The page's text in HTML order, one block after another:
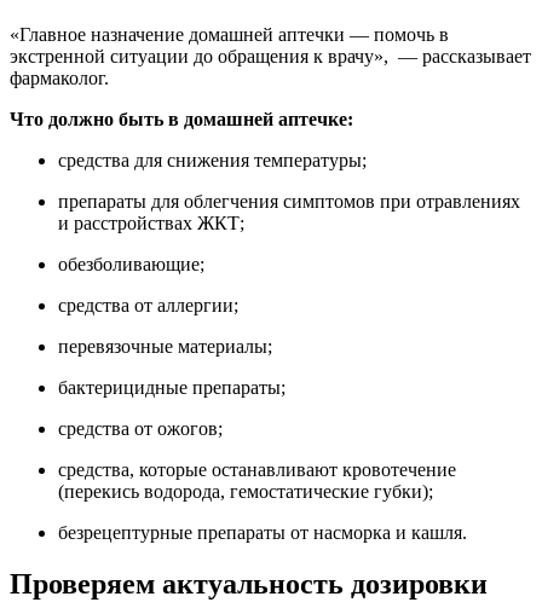
«Главное назначение домашней аптечки — помочь в
экстренной ситуации до обращения к врачу», — рассказывает
фармаколог.
Что должно быть в домашней аптечке:
средства для снижения температуры;
препараты для облегчения симптомов при отравлениях
и расстройствах ЖКТ;
обезболивающие;
средства от аллергии;
перевязочные материалы;
бактерицидные препараты;
средства от ожогов;
средства, которые останавливают кровотечение
(перекись водорода, гемостатические губки);
безрецептурные препараты от насморка и кашля.
Проверяем актуальность дозировки